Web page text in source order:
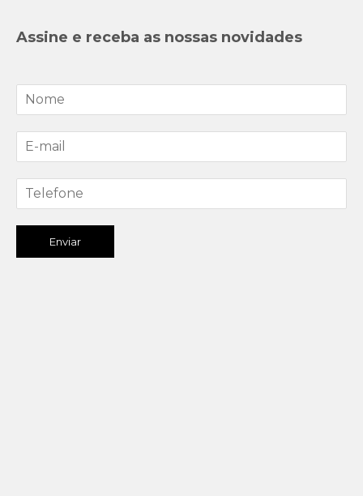
Assine e receba as nossas novidades
Enviar